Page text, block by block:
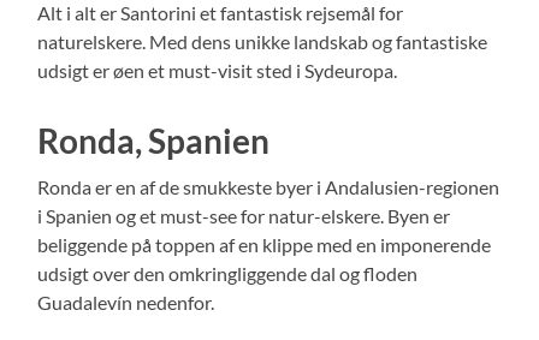
Alt i alt er Santorini et fantastisk rejsemål for
naturelskere. Med dens unikke landskab og fantastiske
udsigt er øen et must-visit sted i Sydeuropa.
Ronda, Spanien
Ronda er en af de smukkeste byer i Andalusien-regionen
i Spanien og et must-see for natur-elskere. Byen er
beliggende på toppen af en klippe med en imponerende
udsigt over den omkringliggende dal og floden
Guadalevín nedenfor.